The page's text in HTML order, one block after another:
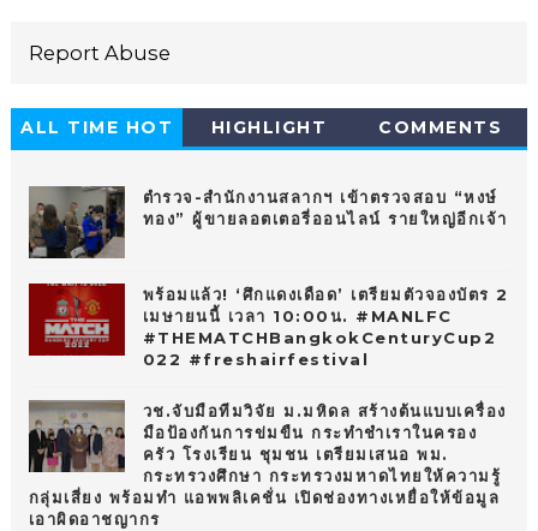
Report Abuse
ALL TIME HOT
HIGHLIGHT COMMENTS
ตำรวจ-สำนักงานสลากฯ เข้าตรวจสอบ “หงษ์
ทอง” ผู้ขายลอตเตอรี่ออนไลน์ รายใหญ่อีกเจ้า
พร้อมแล้ว! ‘ศึกแดงเดือด’ เตรียมตัวจองบัตร 2
เมษายนนี้ เวลา 10:00น. #MANLFC
#THEMATCHBangkokCenturyCup2
022 #freshairfestival
วช.จับมือทีมวิจัย ม.มหิดล สร้างต้นแบบเครื่อง
มือป้องกันการข่มขืน กระทำชำเราในครอง
ครัว โรงเรียน ชุมชน เตรียมเสนอ พม.
กระทรวงศึกษา กระทรวงมหาดไทยให้ความรู้
กลุ่มเสี่ยง พร้อมทำ แอพพลิเคชั่น เปิดช่องทางเหยื่อให้ข้อมูล
เอาผิดอาชญากร